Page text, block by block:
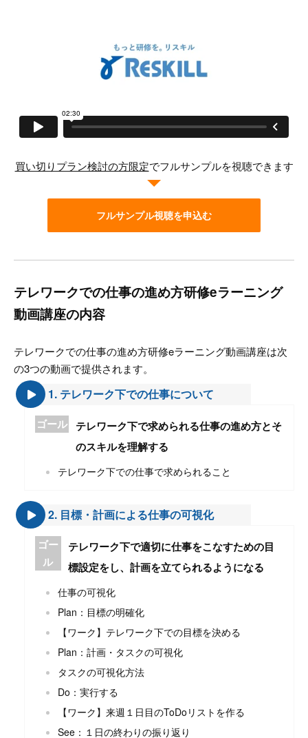
買い切りプラン検討の方限定でフルサンプルを視聴できます
フルサンプル視聴を申込む
テレワークでの仕事の進め方研修eラーニング
動画講座の内容
テレワークでの仕事の進め方研修eラーニング動画講座は次
の3つの動画で提供されます。
1. テレワーク下での仕事について
ゴール テレワーク下で求められる仕事の進め⽅とそ
のスキルを理解する
テレワーク下での仕事で求められること
2. ⽬標・計画による仕事の可視化
ゴー
ル
テレワーク下で適切に仕事をこなすための⽬
標設定をし、計画を⽴てられるようになる
仕事の可視化
Plan：⽬標の明確化
【ワーク】テレワーク下での⽬標を決める
Plan：計画・タスクの可視化
タスクの可視化⽅法
Do：実⾏する
【ワーク】来週１⽇⽬のToDoリストを作る
See：１⽇の終わりの振り返り